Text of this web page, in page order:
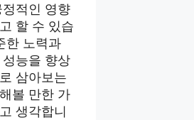
적인 영향
할 수 있습
한 노력과
능을 향상
삼아보는
볼 만한 가
생각합니